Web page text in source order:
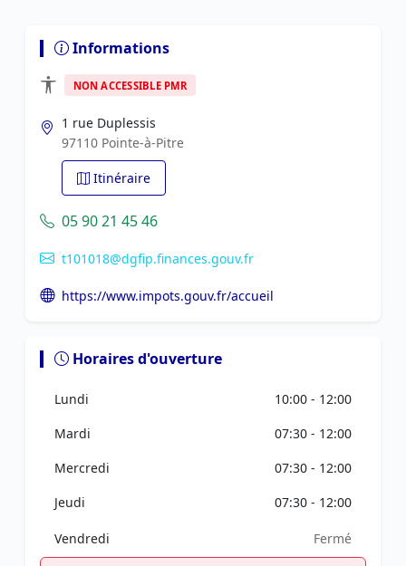
Informations
NON ACCESSIBLE PMR
1 rue Duplessis
97110 Pointe-à-Pitre
Itinéraire
05 90 21 45 46
t101018@dgfip.finances.gouv.fr
https://www.impots.gouv.fr/accueil
Horaires d'ouverture
Lundi
10:00 - 12:00
Mardi
07:30 - 12:00
Mercredi
07:30 - 12:00
Jeudi
07:30 - 12:00
Vendredi Fermé